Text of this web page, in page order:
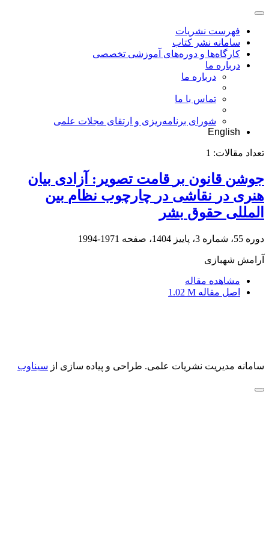
فهرست نشریات
سامانه نشر کتاب
کارگاه‌ها و دوره‌های آموزشی تخصصی
درباره ما
درباره ما
تماس با ما
شورای برنامه‌ریزی و ارتقای مجلات علمی
English
تعداد مقالات: 1
‎هنری‎ ‎در‎ ‎نقاشی‎ ‎در‎ ‎چارچوب‎ ‎نظام‎ ‎بین‏
المللی‎ ‎حقوق‎ ‎بشر
دوره 55، شماره 3، پاییز 1404، صفحه 1971-1994
آرامش شهبازی
مشاهده مقاله
اصل مقاله 1.02 M
سامانه مدیریت نشریات علمی. طراحی و پیاده سازی از سیناوب